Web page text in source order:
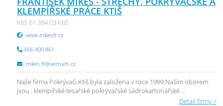
KLEMPÍŘSKÉ PRÁCE KTIŠ
Ktiš 61 384 03 Ktiš
www.mikesfr.cz
606 400 861
mikes.fr@seznam.cz
Naše firma Pokrývači Ktiš byla založena v roce 1999.Naším oborem
jsou : klempířské tesařské pokrývačské sádrokartonářské ...
Detail firmy >